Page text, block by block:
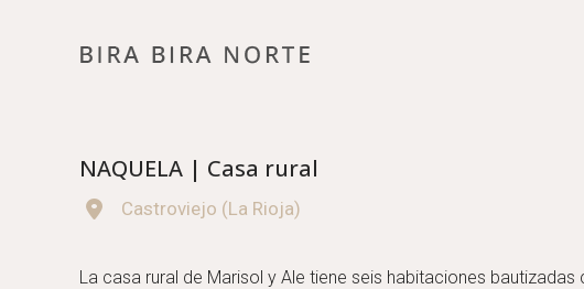
NAQUELA | Casa rural
Castroviejo (La Rioja)
La casa rural de Marisol y Ale tiene seis habitaciones